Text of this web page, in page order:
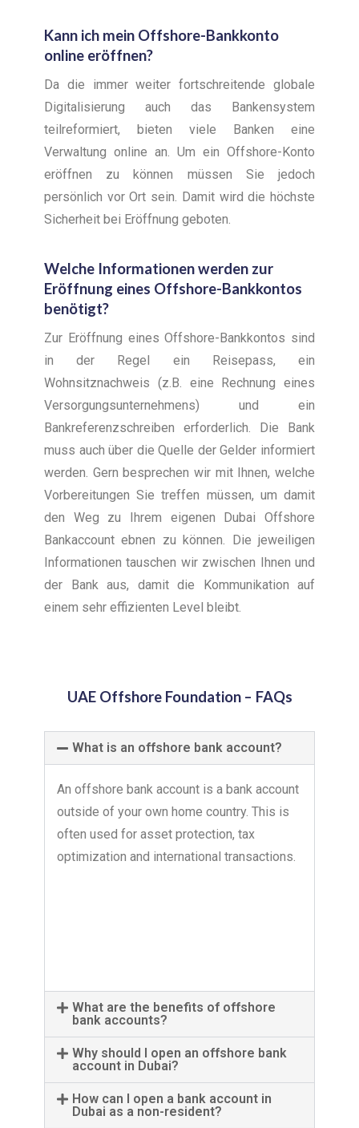
Kann ich mein Offshore-Bankkonto
online eröffnen?
Da die immer weiter fortschreitende globale
Digitalisierung auch das Bankensystem
teilreformiert, bieten viele Banken eine
Verwaltung online an. Um ein Offshore-Konto
eröffnen zu können müssen Sie jedoch
persönlich vor Ort sein. Damit wird die höchste
Sicherheit bei Eröffnung geboten.
Welche Informationen werden zur
Eröffnung eines Offshore-Bankkontos
benötigt?
Zur Eröffnung eines Offshore-Bankkontos sind
in der Regel ein Reisepass, ein
Wohnsitznachweis (z.B. eine Rechnung eines
Versorgungsunternehmens) und ein
Bankreferenzschreiben erforderlich. Die Bank
muss auch über die Quelle der Gelder informiert
werden. Gern besprechen wir mit Ihnen, welche
Vorbereitungen Sie treffen müssen, um damit
den Weg zu Ihrem eigenen Dubai Offshore
Bankaccount ebnen zu können. Die jeweiligen
Informationen tauschen wir zwischen Ihnen und
der Bank aus, damit die Kommunikation auf
einem sehr effizienten Level bleibt.
UAE Offshore Foundation – FAQs
What is an offshore bank account?
An offshore bank account is a bank account
outside of your own home country. This is
often used for asset protection, tax
optimization and international transactions.
What are the benefits of offshore
bank accounts?
Why should I open an offshore bank
account in Dubai?
How can I open a bank account in
Dubai as a non-resident?